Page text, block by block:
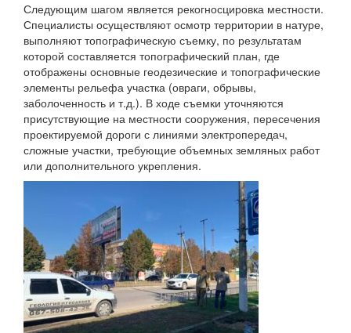
Следующим шагом является рекогносцировка местности.
Специалисты осуществляют осмотр территории в натуре,
выполняют топографическую съемку, по результатам
которой составляется топографический план, где
отображены основные геодезические и топографические
элементы рельефа участка (овраги, обрывы,
заболоченность и т.д.). В ходе съемки уточняются
присутствующие на местности сооружения, пересечения
проектируемой дороги с линиями электропередач,
сложные участки, требующие объемных земляных работ
или дополнительного укрепления.